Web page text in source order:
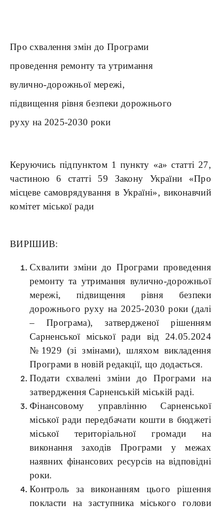
Про схвалення змін до Програми
проведення ремонту та утримання
вулично-дорожньої мережі,
підвищення рівня безпеки дорожнього
руху на 2025-2030 роки
Керуючись підпунктом 1 пункту «а» статті 27,
частиною 6 статті 59 Закону України «Про
місцеве самоврядування в Україні», виконавчий
комітет міської ради
ВИРІШИВ:
Схвалити зміни до Програми проведення
ремонту та утримання вулично-дорожньої
мережі, підвищення рівня безпеки
дорожнього руху на 2025-2030 роки (далі
– Програма), затвердженої рішенням
Сарненської міської ради від 24.05.2024
№1929 (зі змінами), шляхом викладення
Програми в новій редакції, що додається.
Подати схвалені зміни до Програми на
затвердження Сарненській міській раді.
Фінансовому управлінню Сарненської
міської ради передбачати кошти в бюджеті
міської територіальної громади на
виконання заходів Програми у межах
наявних фінансових ресурсів на відповідні
роки.
Контроль за виконанням цього рішення
покласти на заступника міського голови